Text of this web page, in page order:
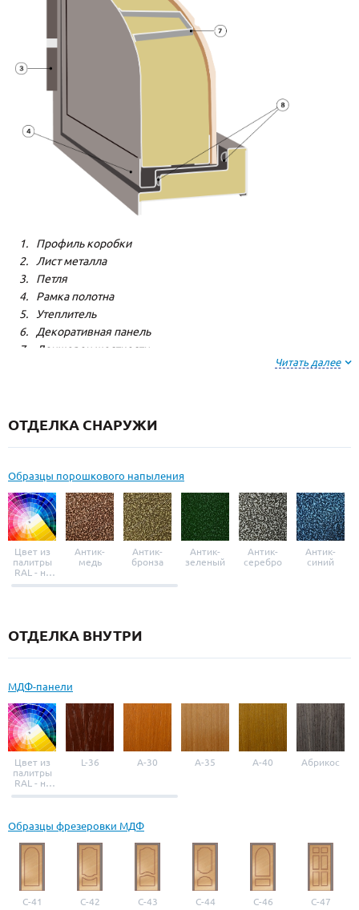
Профиль коробки
Лист металла
Петля
Рамка полотна
Утеплитель
Декоративная панель
Лонжерон жесткости
Читать далее
ОТДЕЛКА СНАРУЖИ
Образцы порошкового напыления
Цвет из
палитры
RAL - на
выбор
Антик-
медь
Антик-
бронза
Антик-
зеленый
Антик-
серебро
Антик-
синий
ОТДЕЛКА ВНУТРИ
МДФ-панели
Цвет из
палитры
RAL - на
выбор
L-36 A-30 A-35 A-40 Абрикос
Образцы фрезеровки МДФ
С-41 С-42 С-43 С-44 С-46 С-47